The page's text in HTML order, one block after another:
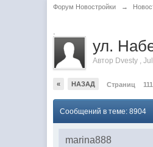
Форум Новостройки →
.
ул.
Автор Dvesty ,
« НАЗАД Страниц 111
Сообщений в теме: 8904
marina888